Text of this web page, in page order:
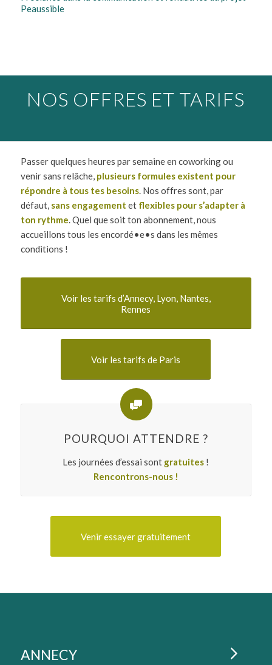
Peaussible
NOS OFFRES ET TARIFS
Passer quelques heures par semaine en coworking ou
venir sans relâche, plusieurs formules existent pour
répondre à tous tes besoins. Nos offres sont, par
défaut, sans engagement et flexibles pour s’adapter à
ton rythme. Quel que soit ton abonnement, nous
accueillons tous les encordé•e•s dans les mêmes
conditions !
Voir les tarifs d’Annecy, Lyon, Nantes,
Rennes
Voir les tarifs de Paris
POURQUOI ATTENDRE ?
Les journées d’essai sont gratuites !
Rencontrons-nous !
Venir essayer gratuitement
ESPACES DE COWORKING À
ANNECY